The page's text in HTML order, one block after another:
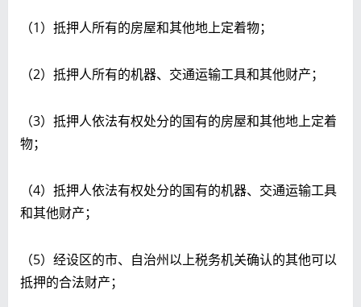
（1）抵押人所有的房屋和其他地上定着物；
（2）抵押人所有的机器、交通运输工具和其他财产；
（3）抵押人依法有权处分的国有的房屋和其他地上定着
物；
（4）抵押人依法有权处分的国有的机器、交通运输工具
和其他财产；
（5）经设区的市、自治州以上税务机关确认的其他可以
抵押的合法财产；